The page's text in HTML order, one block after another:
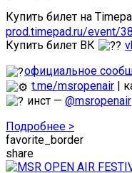
Купить билет на
prod.timepad.ru/event/
Купить билет ВК
официальное
t.me/msropenair |
инст —@msropenair
Подробнее >
favorite_border
share